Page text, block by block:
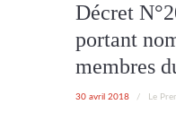
Décret
portant
membres
30 avril 2018 / Le